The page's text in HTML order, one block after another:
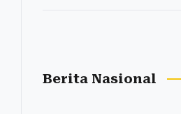
Berita Nasional